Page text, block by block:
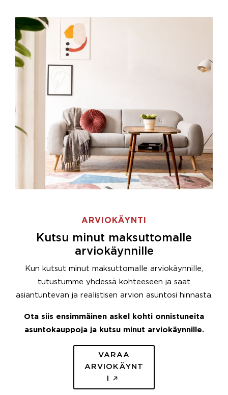
ARVIOKÄYNTI
Kutsu minut maksuttomalle
arviokäynnille
Kun kutsut minut maksuttomalle arviokäynnille,
tutustumme yhdessä kohteeseen ja saat
asiantuntevan ja realistisen arvion asuntosi hinnasta.
Ota siis ensimmäinen askel kohti onnistuneita
asuntokauppoja ja kutsu minut arviokäynnille.
VARAA
ARVIOKÄYNT